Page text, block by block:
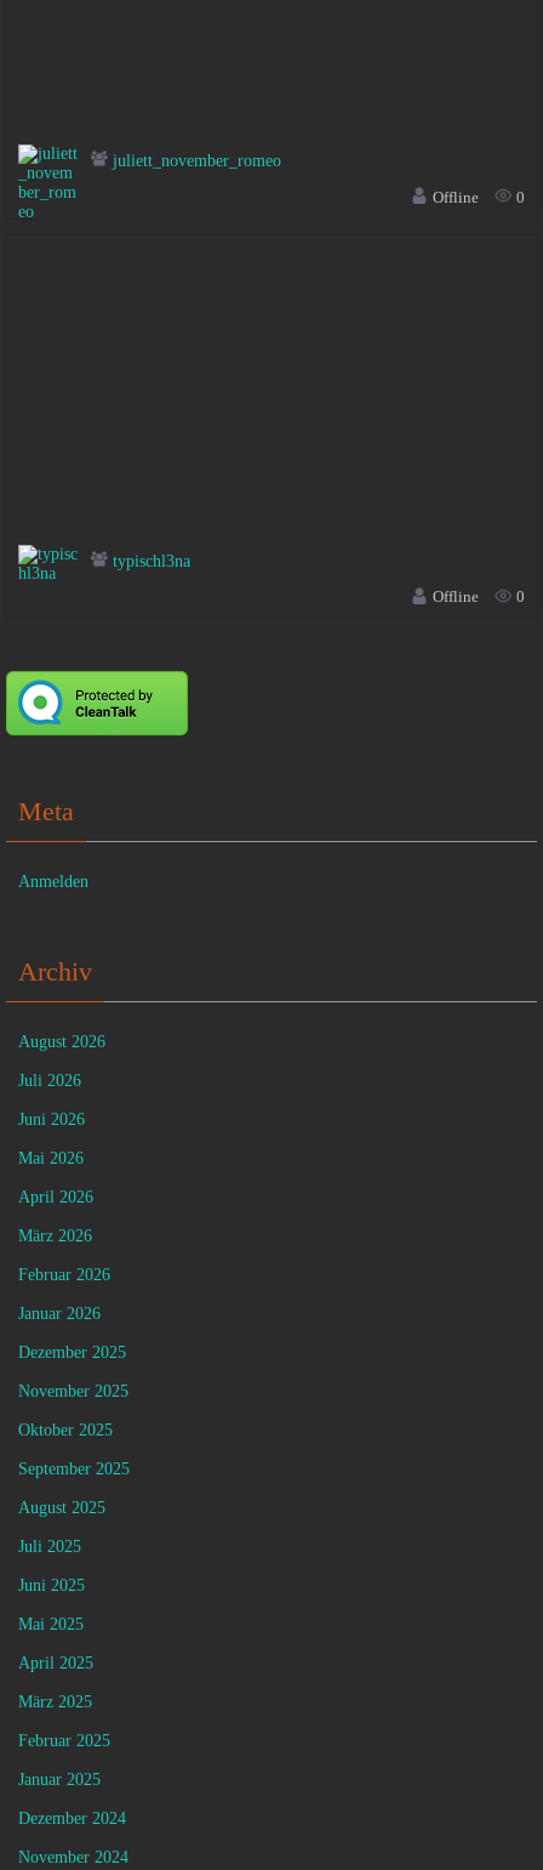
juliett_november_romeo
Offline
0
typischl3na
Offline
0
Meta
Anmelden
Archiv
August 2026
Juli 2026
Juni 2026
Mai 2026
April 2026
März 2026
Februar 2026
Januar 2026
Dezember 2025
November 2025
Oktober 2025
September 2025
August 2025
Juli 2025
Juni 2025
Mai 2025
April 2025
März 2025
Februar 2025
Januar 2025
Dezember 2024
November 2024